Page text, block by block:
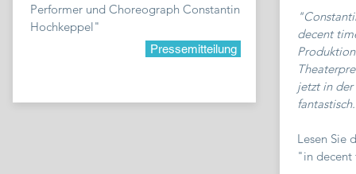
Performer und Choreograph Constantin
Hochkeppel"
Pressemitteilung
decent
jetzt in der
Lesen Sie
"in